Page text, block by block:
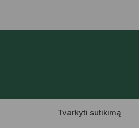
Tvarkyti sutikimą
apie šeimą, jaukius namus